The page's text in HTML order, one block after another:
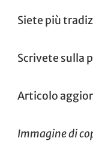
Siete più
Scrivete sulla
Articolo
Immagine di